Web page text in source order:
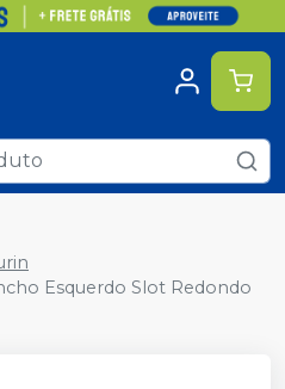
Esquerdo Slot Redondo